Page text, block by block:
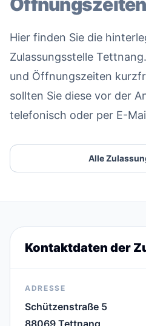
Hier finden Sie die
Zulassungsstelle
und Öffnungszeiten
sollten Sie diese vor der
telefonisch oder per E-
Alle
Kontaktdaten der
ADRESSE
Schützenstraße 5
88069 Tettnang